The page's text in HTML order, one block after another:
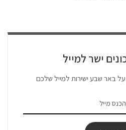
ישר למייל
על באר שבע ישירות למייל שלכם